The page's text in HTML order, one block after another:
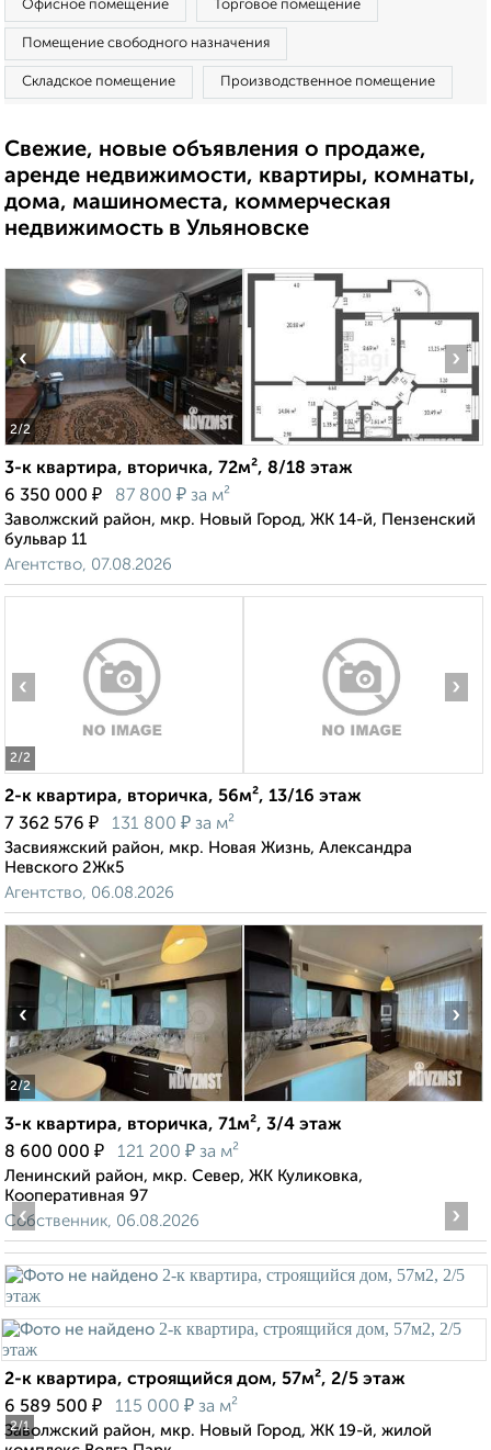
Офисное помещение Торговое помещение
Помещение свободного назначения
Складское помещение Производственное помещение
Свежие, новые объявления о продаже,
аренде недвижимости, квартиры, комнаты,
дома, машиноместа, коммерческая
недвижимость в Ульяновске
2/2
‹ ›
3-к квартира, вторичка, 72м², 8/18 этаж
6 350 000 ₽ 87 800 ₽ за м²
Заволжский район, мкр. Новый Город, ЖК 14-й, Пензенский
бульвар 11
Агентство, 07.08.2026
2/2
‹ ›
2-к квартира, вторичка, 56м², 13/16 этаж
7 362 576 ₽ 131 800 ₽ за м²
Засвияжский район, мкр. Новая Жизнь, Александра
Невского 2Жк5
Агентство, 06.08.2026
2/2
‹ ›
3-к квартира, вторичка, 71м², 3/4 этаж
8 600 000 ₽ 121 200 ₽ за м²
Ленинский район, мкр. Север, ЖК Куликовка,
Кооперативная 97
Собственник, 06.08.2026
2/1
‹ ›
2-к квартира, строящийся дом, 57м², 2/5 этаж
6 589 500 ₽ 115 000 ₽ за м²
Заволжский район, мкр. Новый Город, ЖК 19-й, жилой